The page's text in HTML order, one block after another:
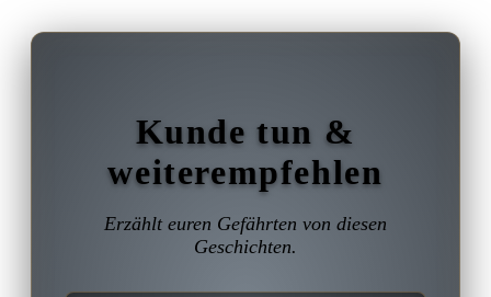
Kunde tun &
weiterempfehlen
Erzählt euren Gefährten von diesen
Geschichten.